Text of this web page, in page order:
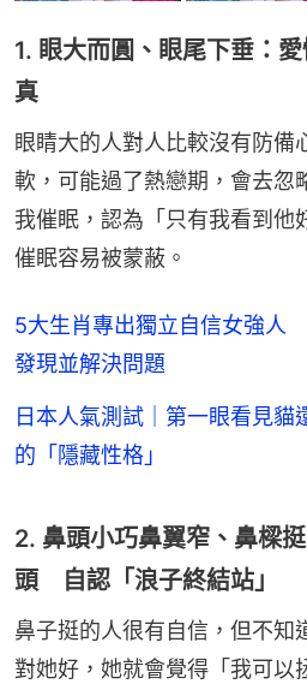
1. 眼大而圓、眼尾下垂：
真
眼睛大的人對人比較沒有防備
軟，可能過了熱戀期，會去忽
我催眠，認為「只有我看到他
催眠容易被蒙蔽。
5大生肖專出獨立自信女強
發現並解決問題
日本人氣測試｜第一眼看見貓
的「隱藏性格」
2. 鼻頭小巧鼻翼窄、鼻樑
頭 自認「浪子終結站」
鼻子挺的人很有自信，但不知
對她好，她就會覺得「我可以